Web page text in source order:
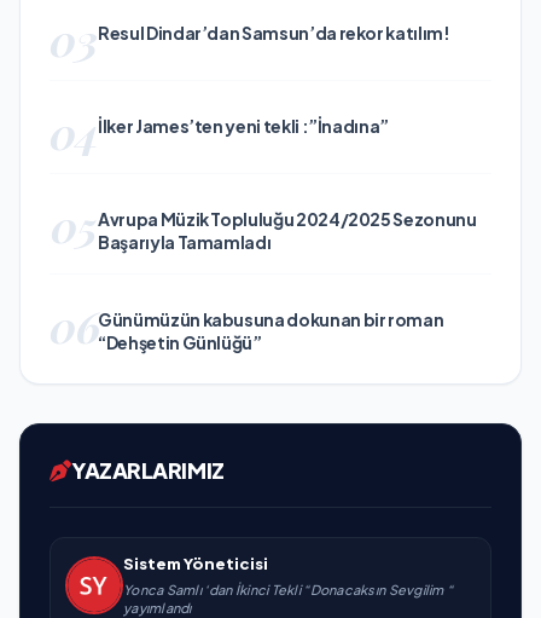
03Resul Dindar’dan Samsun’da rekor katılım!
04İlker James’ten yeni tekli :”İnadına”
05Avrupa Müzik Topluluğu 2024/2025 Sezonunu
Başarıyla Tamamladı
06Günümüzün kabusuna dokunan bir roman
“Dehşetin Günlüğü”
YAZARLARIMIZ
Sistem Yöneticisi
Yonca Samlı ‘dan İkinci Tekli “Donacaksın Sevgilim “
yayımlandı